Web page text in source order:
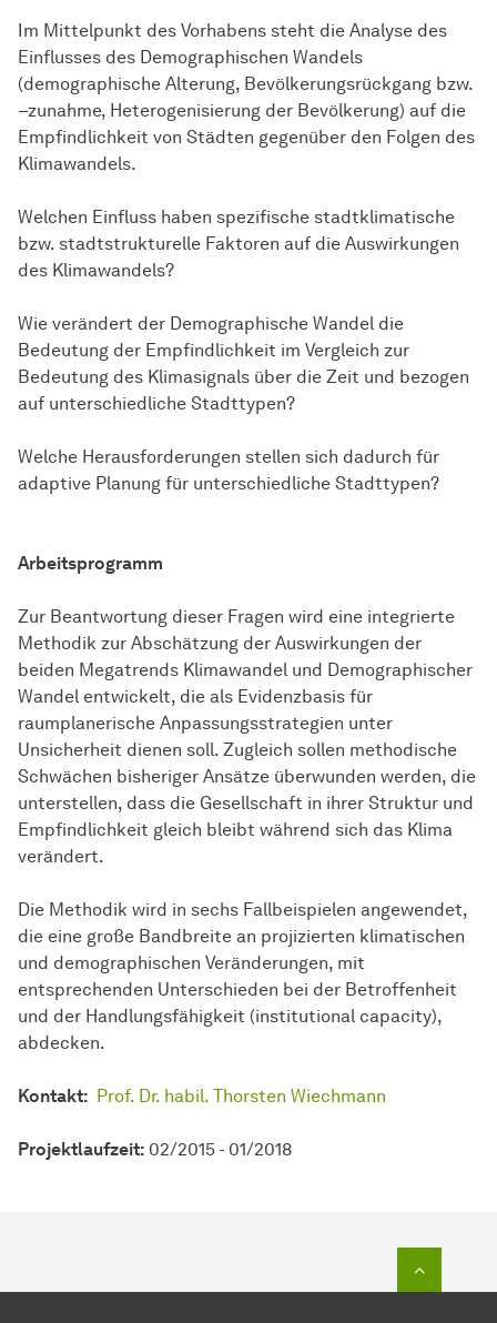
Im Mittelpunkt des Vorhabens steht die Analyse des
Einflusses des Demographischen Wandels
(demographische Alterung, Bevölkerungsrückgang bzw.
–zunahme, Heterogenisierung der Bevölkerung) auf die
Empfindlichkeit von Städten gegenüber den Folgen des
Klimawandels.
Welchen Einfluss haben spezifische stadtklimatische
bzw. stadtstrukturelle Faktoren auf die Auswirkungen
des Klimawandels?
Wie verändert der Demographische Wandel die
Bedeutung der Empfindlichkeit im Vergleich zur
Bedeutung des Klimasignals über die Zeit und bezogen
auf unterschiedliche Stadttypen?
Welche Herausforderungen stellen sich dadurch für
adaptive Planung für unterschiedliche Stadttypen?
Arbeitsprogramm
Zur Beantwortung dieser Fragen wird eine integrierte
Methodik zur Abschätzung der Auswirkungen der
beiden Megatrends Klimawandel und Demographischer
Wandel entwickelt, die als Evidenzbasis für
raumplanerische Anpassungsstrategien unter
Unsicherheit dienen soll. Zugleich sollen methodische
Schwächen bisheriger Ansätze überwunden werden, die
unterstellen, dass die Gesellschaft in ihrer Struktur und
Empfindlichkeit gleich bleibt während sich das Klima
verändert.
Die Methodik wird in sechs Fallbeispielen angewendet,
die eine große Bandbreite an projizierten klimatischen
und demographischen Veränderungen, mit
entsprechenden Unterschieden bei der Betroffenheit
und der Handlungsfähigkeit (institutional capacity),
abdecken.
Kontakt: Prof. Dr. habil. Thorsten Wiechmann
Projektlaufzeit: 02/2015 - 01/2018